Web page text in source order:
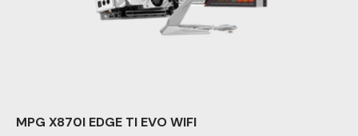
MPG X870I EDGE TI EVO WIFI